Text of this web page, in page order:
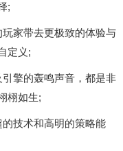
;
家带去更极致的体验与
定义;
擎的轰鸣声音，都是非
栩如生;
技术和高明的策略能